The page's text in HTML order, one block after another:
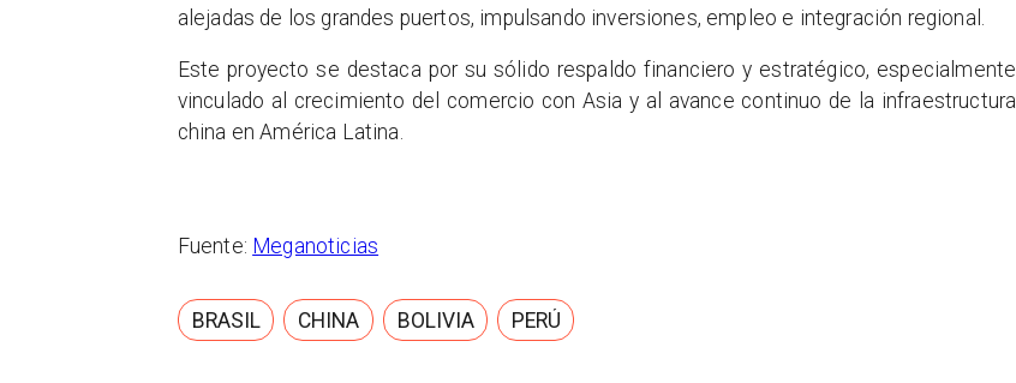
alejadas de los grandes puertos, impulsando inversiones, empleo e integración regional.
Este proyecto se destaca por su sólido respaldo financiero y estratégico, especialmente
vinculado al crecimiento del comercio con Asia y al avance continuo de la infraestructura
china en América Latina.
Fuente: Meganoticias
BRASIL CHINA BOLIVIA PERÚ